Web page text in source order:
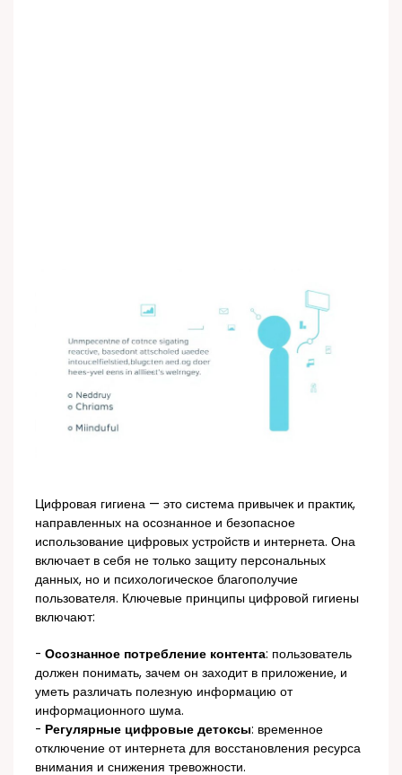
Цифровая гигиена — это система привычек и практик,
направленных на осознанное и безопасное
использование цифровых устройств и интернета. Она
включает в себя не только защиту персональных
данных, но и психологическое благополучие
пользователя. Ключевые принципы цифровой гигиены
включают:
-Осознанное потребление контента: пользователь
должен понимать, зачем он заходит в приложение, и
уметь различать полезную информацию от
информационного шума.
- Регулярные цифровые детоксы: временное
отключение от интернета для восстановления ресурса
внимания и снижения тревожности.